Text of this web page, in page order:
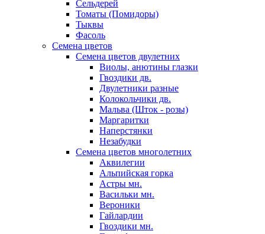
Сельдерей
Томаты (Помидоры)
Тыквы
Фасоль
Семена цветов
Семена цветов двулетних
Виолы, анютины глазки
Гвоздики дв.
Двулетники разные
Колокольчики дв.
Мальва (Шток - розы)
Маргаритки
Наперстянки
Незабудки
Семена цветов многолетних
Аквилегии
Альпийская горка
Астры мн.
Васильки мн.
Вероники
Гайлардии
Гвоздики мн.